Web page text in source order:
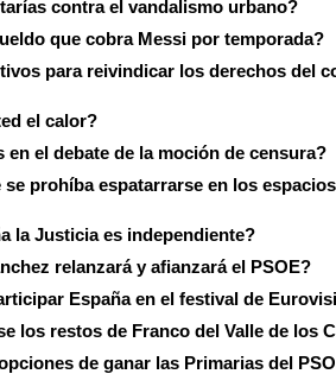
contra el vandalismo urbano?
que cobra Messi por temporada?
para reivindicar los derechos del
el calor?
en el debate de la moción de censura?
se prohíba espatarrarse en los espacios
la Justicia es independiente?
relanzará y afianzará el PSOE?
España en el festival de
los restos de Franco del Valle de los
de ganar las Primarias del